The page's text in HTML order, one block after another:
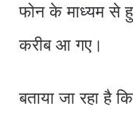
फोन के माध्यम से
करीब आ गए।
बताया जा रहा है